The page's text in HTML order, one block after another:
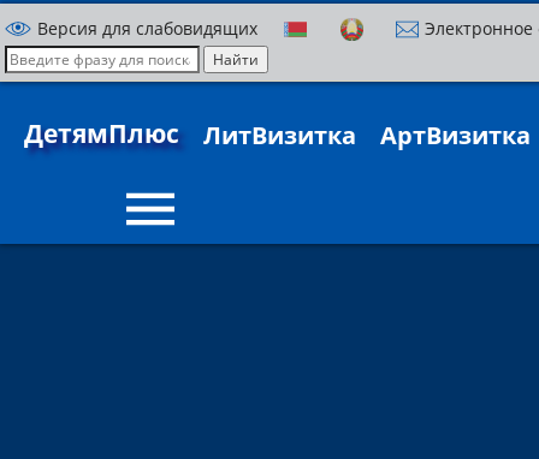
Версия для слабовидящих
ДетямПлюс ЛитВизитка АртВизитка